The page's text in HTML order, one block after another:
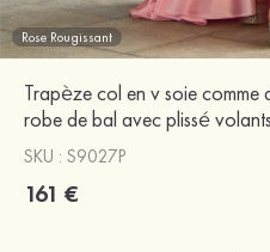
Rose Rougissant
Trapèze col en v soie comme
robe de bal avec plissé volants
SKU : S9027P
161 €